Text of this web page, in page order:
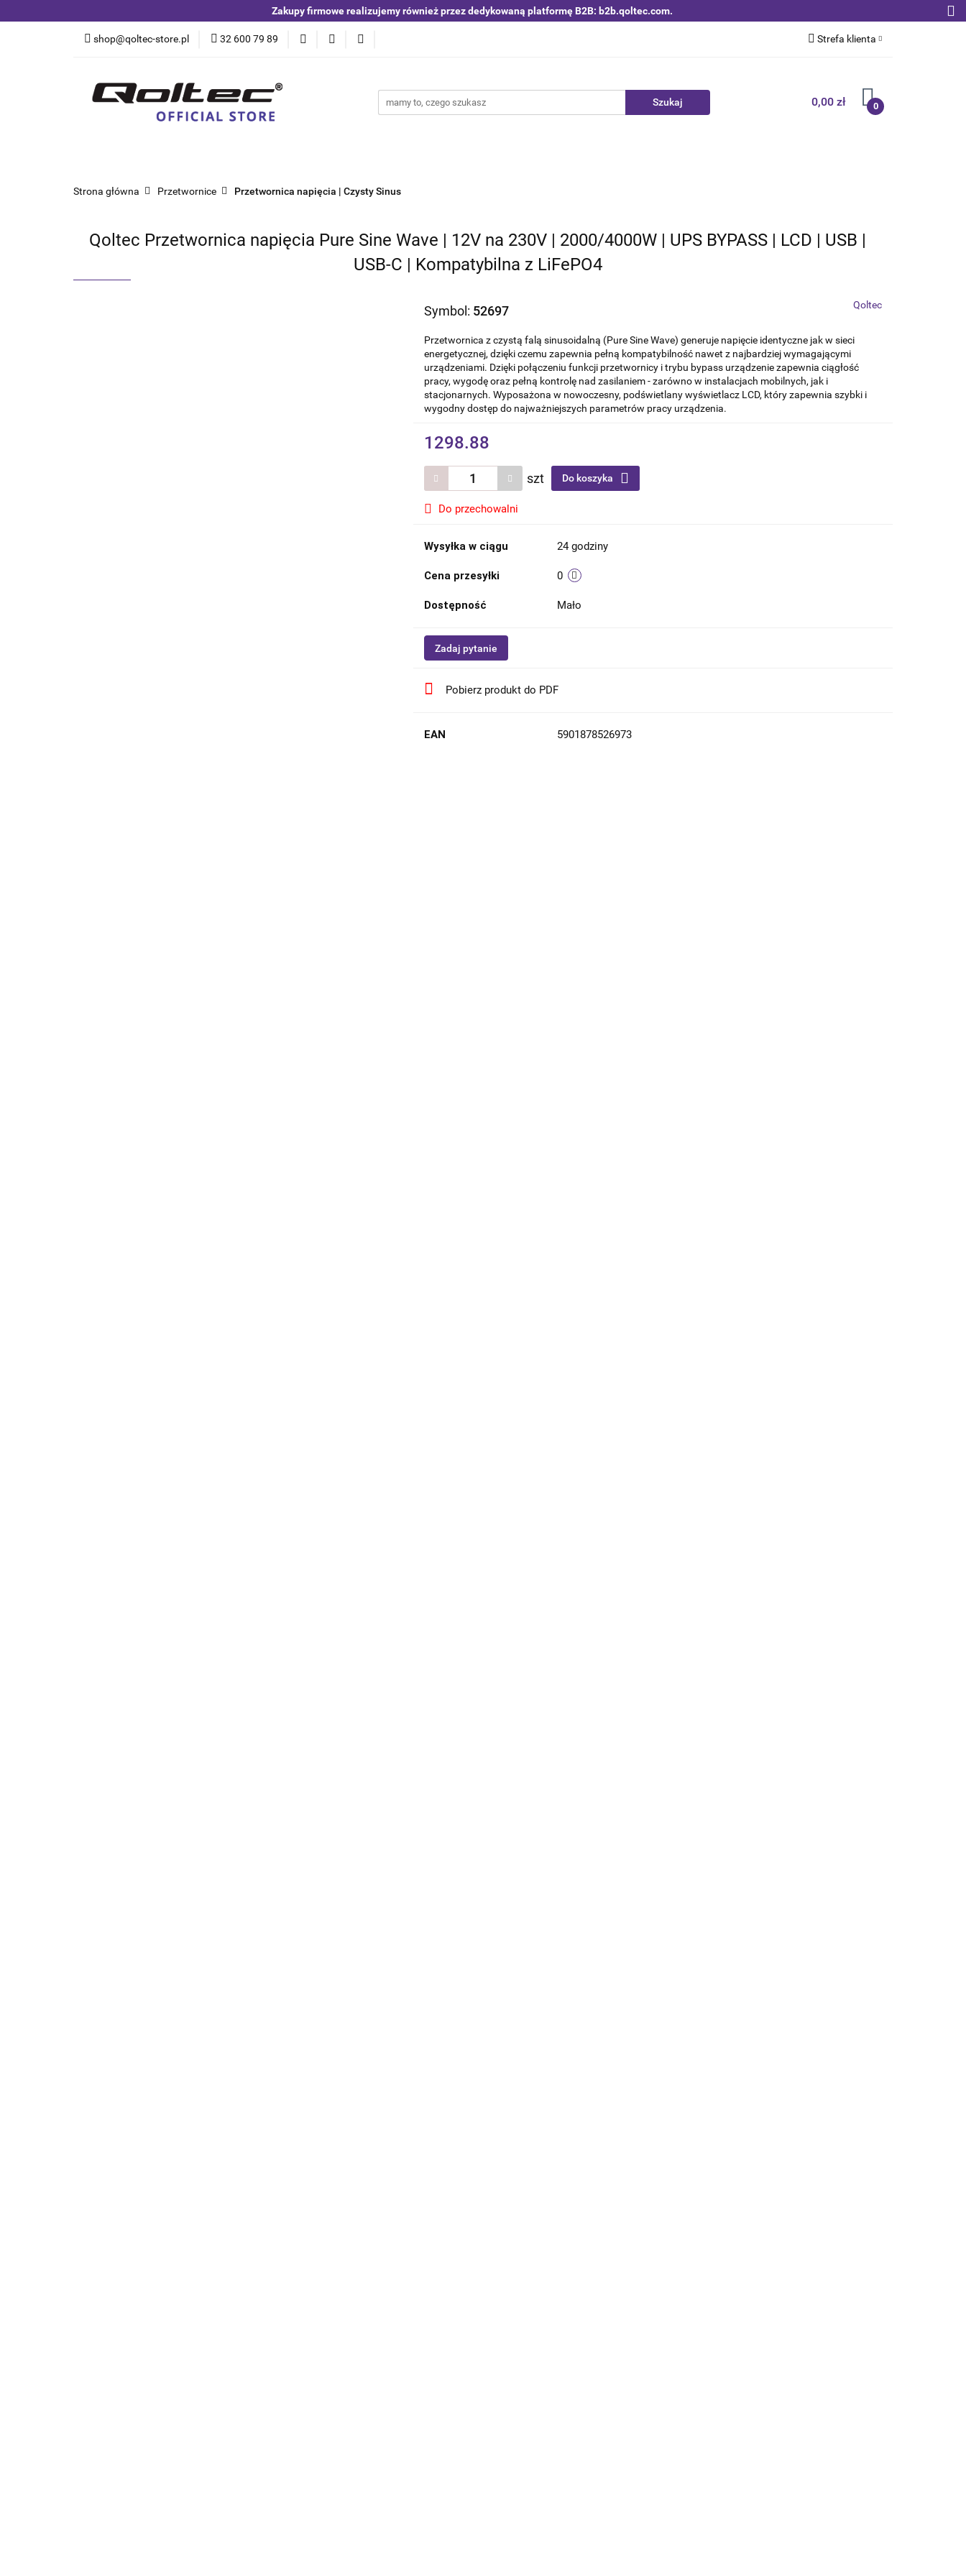
Zakupy firmowe realizujemy również przez dedykowaną platformę B2B: b2b.qoltec.com.
shop@qoltec-store.pl 32 600 79 89 Strefa klienta
Zarejestruj się
0,00 zł 0
Blog
Kategorie Czujniki i detektory Switche | Ethernet Anteny LTE 4G 5G
Strona główna Przetwornice Przetwornica napięcia | Czysty Sinus
Qoltec Przetwornica napięcia Pure Sine Wave | 12V na 230V | 2000/4000W | UPS BYPASS | LCD | USB |
USB-C | Kompatybilna z LiFePO4
Symbol: 52697 Qoltec
Przetwornica z czystą falą sinusoidalną (Pure Sine Wave) generuje napięcie identyczne jak w sieci
energetycznej, dzięki czemu zapewnia pełną kompatybilność nawet z najbardziej wymagającymi
urządzeniami. Dzięki połączeniu funkcji przetwornicy i trybu bypass urządzenie zapewnia ciągłość
pracy, wygodę oraz pełną kontrolę nad zasilaniem - zarówno w instalacjach mobilnych, jak i
stacjonarnych. Wyposażona w nowoczesny, podświetlany wyświetlacz LCD, który zapewnia szybki i
wygodny dostęp do najważniejszych parametrów pracy urządzenia.
1298.88
szt Do koszyka
Do przechowalni
Wysyłka w ciągu 24 godziny
Cena przesyłki 0
Dostępność Mało
Zadaj pytanie
Pobierz produkt do PDF
EAN 5901878526973